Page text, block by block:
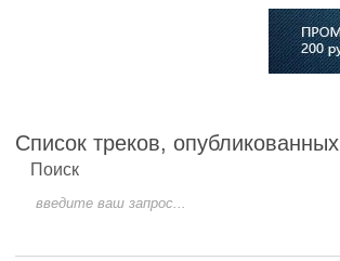
Список треков, опубликованных
Поиск